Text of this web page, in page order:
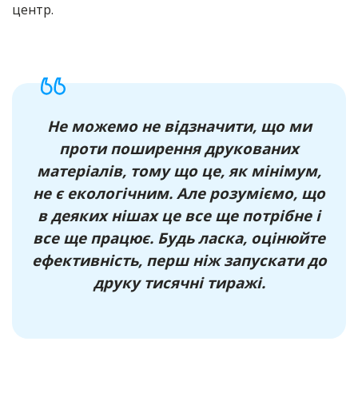
центр.
Не можемо не відзначити, що ми
проти поширення друкованих
матеріалів, тому що це, як мінімум,
не є екологічним. Але розуміємо, що
в деяких нішах це все ще потрібне і
все ще працює. Будь ласка, оцінюйте
ефективність, перш ніж запускати до
друку тисячні тиражі.